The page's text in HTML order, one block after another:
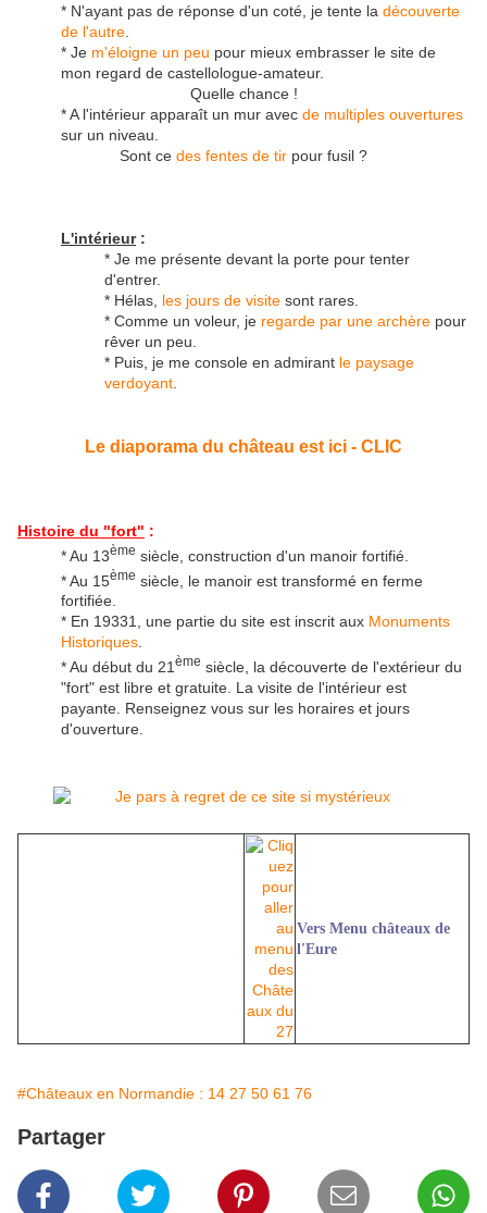
* N'ayant pas de réponse d'un coté, je tente la découverte
de l'autre
* Je m'éloigne un peu pour mieux embrasser le site de
mon regard de castellologue-amateur.
Quelle chance !
* A l'intérieur apparaît un mur avec de multiples ouvertures
sur un niveau.
Sont ce des fentes de tir pour fusil ?
L'intérieur:
* Je me présente devant la porte pour tenter
d'entrer.
* Hélas, les jours de visite sont rares.
* Comme un voleur, je regarde par une archère pour
rêver un peu.
* Puis, je me console en admirant le paysage
verdoyant
Le diaporama du château est ici - CLIC
Histoire du "fort" :
* Au 13ème siècle, construction d'un manoir fortifié.
* Au 15ème siècle, le manoir est transformé en ferme
fortifiée.
* En 19331, une partie du site est inscrit aux Monuments
Historiques
* Au début du 21 ème siècle, la découverte de l'extérieur du
"fort" est libre et gratuite. La visite de l'intérieur est
payante. Renseignez vous sur les horaires et jours
d'ouverture.
Vers Menu châteaux de
l'Eure
#Châteaux en Normandie : 14 27 50 61 76
Partager